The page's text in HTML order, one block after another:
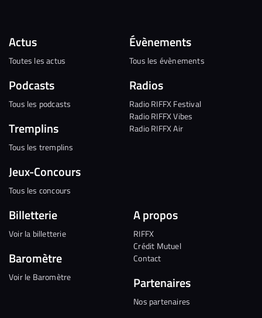
Actus
Toutes les actus
Podcasts
Tous les podcasts
Tremplins
Tous les tremplins
Jeux-Concours
Tous les concours
Évènements
Tous les évènements
Radios
Radio RIFFX Festival
Radio RIFFX Vibes
Radio RIFFX Air
Billetterie
Voir la billetterie
Baromètre
Voir le Baromètre
A propos
RIFFX
Crédit Mutuel
Contact
Partenaires
Nos partenaires